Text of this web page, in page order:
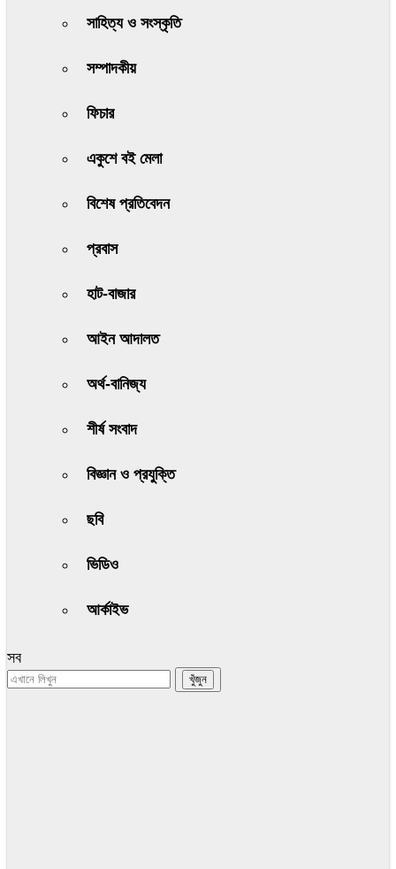
সাহিত্য ও সংস্কৃতি
সম্পাদকীয়
ফিচার
একুশে বই মেলা
বিশেষ প্রতিবেদন
প্রবাস
হাট-বাজার
আইন আদালত
অর্থ-বানিজ্য
শীর্ষ সংবাদ
বিজ্ঞান ও প্রযুক্তি
ছবি
ভিডিও
আর্কাইভ
সব